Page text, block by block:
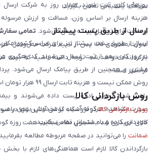
سریعاً با پشتیبانی تماس بگیرید.
روزهای کاری ثبت شوند، همان روز به شرکت
هزینه ارسال بر اساس وزن، مسافت و ارزش
پرداخت برای تحویل‌گیرنده ارسال می‌شود. تمامی
صورت مفقودی کالا، پس از تایید شرکت حمل‌ونقل،
فرانشیز است.
ارسال از طریق پست پیشتاز
ارسال از طریق پست پیشتاز نیز برای سراسر کشور
در روز کاری بعد از ثبت، ارسال می‌شوند. کد رهگیری
مشتری و همچنین از طریق پیامک ارسال می‌شود.
روش ممکن نیست و هزینه
پلمپ شده تحویل اداره پست داده می‌شوند و بیمه
صورت مشاهده هرگونه آسیب یا مخدوش بودن پلمپ،
خودداری کرده و با پشتیبانی تماس بگیرید.
روش بازگردانی کالا
روش بازگردانی کالادر فروشگاه گوشی آنلاین تنها در
کالای خریداری شده مشمول مفاد ضمانت هفت روزه
ضمانت را می‌توانید در صفحه مربوطه مطالعه
بازگرداندن کالا لازم است هماهنگی‌های لازم با